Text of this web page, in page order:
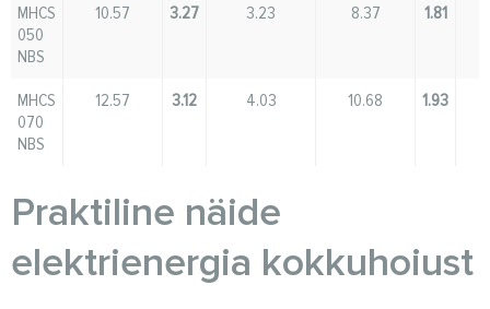
MHCS
050
NBS
10.57 3.27 3.23 8.37 1.81
MHCS
070
NBS
12.57 3.12 4.03 10.68 1.93
Praktiline näide
elektrienergia kokkuhoiust